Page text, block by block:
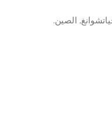
الصين.